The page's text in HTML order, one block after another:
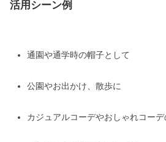
活用シーン例
通園や通学時の帽子として
公園やお出かけ、散歩に
カジュアルコーデやおしゃれコー